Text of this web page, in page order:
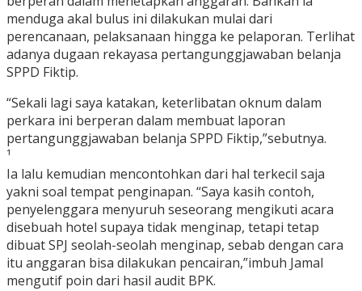
menduga akal bulus ini dilakukan mulai dari
perencanaan, pelaksanaan hingga ke pelaporan. Terlihat
adanya dugaan rekayasa pertangunggjawaban belanja
SPPD Fiktip.
“Sekali lagi saya katakan, keterlibatan oknum dalam
perkara ini berperan dalam membuat laporan
pertangunggjawaban belanja SPPD Fiktip,”sebutnya.
¹
Ia lalu kemudian mencontohkan dari hal terkecil saja
yakni soal tempat penginapan. “Saya kasih contoh,
penyelenggara menyuruh seseorang mengikuti acara
disebuah hotel supaya tidak menginap, tetapi tetap
dibuat SPJ seolah-seolah menginap, sebab dengan cara
itu anggaran bisa dilakukan pencairan,”imbuh Jamal
mengutif poin dari hasil audit BPK.